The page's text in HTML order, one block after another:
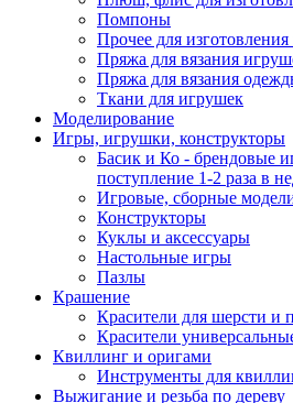
Помпоны
Прочее для
Пряжа для вязания
Пряжа для вязания
Ткани для игрушек
Моделирование
Игры, игрушки, конструкторы
Басик и Ко - брендовые
поступление 1-2 раза в
Игровые, сборные
Конструкторы
Куклы и аксессуары
Настольные игры
Пазлы
Крашение
Красители для шерсти и
Красители
Квиллинг и оригами
Инструменты для
Выжигание и резьба по дереву